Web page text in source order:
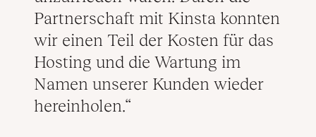
Partnerschaft mit Kinsta konnten
wir einen Teil der Kosten für das
Hosting und die Wartung im
Namen unserer Kunden wieder
hereinholen.